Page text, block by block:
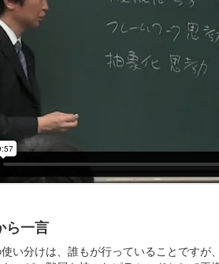
ら一言
い分けは、誰もが行っていることです